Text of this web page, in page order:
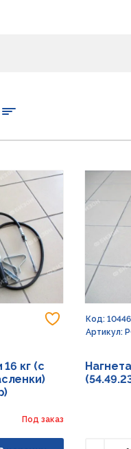
Добавить в
кг (с
Под заказ
Код:
Артикул: